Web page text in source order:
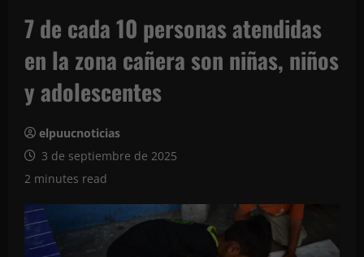
7 de cada 10 personas atendidas
en la zona cañera son niñas, niños
y adolescentes
elpuucnoticias
3 de septiembre de 2025
2 minutes read